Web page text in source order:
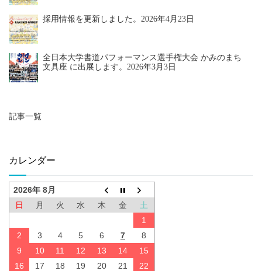
採用情報を更新しました。 2026年4月23日
全日本大学書道パフォーマンス選手権大会 かみのまち
文具座 に出展します。 2026年3月3日
記事一覧
カレンダー
2026年 8月
日
月 火 水 木 金
土
1
2
3 4 5 6 7
8
9
10 11 12 13 14
15
16
17 18 19 20 21
22